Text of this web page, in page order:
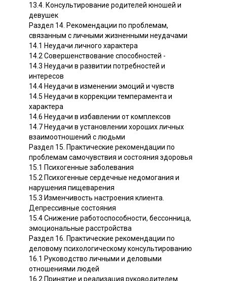
13.4. Консультирование родителей юношей и
девушек
Раздел 14. Рекомендации по проблемам,
связанным с личными жизненными неудачами
14.1 Неудачи личного характера
14.2 Совершенствование способностей -
14.3 Неудачи в развитии потребностей и
интересов
14.4 Неудачи в изменении эмоций и чувств
14.5 Неудачи в коррекции темперамента и
характера
14.6 Неудачи в избавлении от комплексов
14.7 Неудачи в установлении хороших личных
взаимоотношений с людьми
Раздел 15. Практические рекомендации по
проблемам самочувствия и состояния здоровья
15.1 Психогенные заболевания
15.2 Психогенные сердечные недомогания и
нарушения пищеварения
15.3 Изменчивость настроения клиента.
Депрессивные состояния
15.4 Снижение работоспособности, бессонница,
эмоциональные расстройства
Раздел 16. Практические рекомендации по
деловому психологическому консультированию
16.1 Руководство личными и деловыми
отношениями людей
16.2 Принятие и реализация руководителем